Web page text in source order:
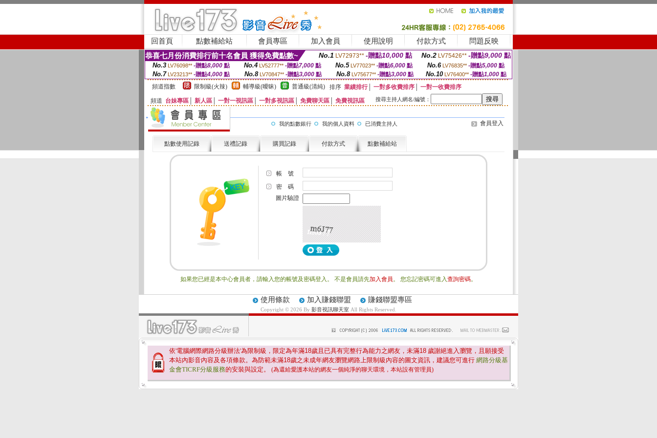
回首頁 點數補給站 會員專區 加入會員 使用說明 付款方式 問題反映
恭喜七月份消費排行前十名會員 獲得免費點數~ No.1 LV72973** -贈點10,000 點 No.2 LV75426** -贈點9,000 點
No.3 LV76098** -贈點8,000點 No.4 LV52777** -贈點7,000點 No.5 LV77023** -贈點6,000點 No.6 LV76835** -贈點5,000點
No.7 LV23213** -贈點4,000 點 No.8 LV70847** -贈點3,000 點 No.8 LV75677** -贈點3,000點 No.10 LV76400** -贈點1,000 點
頻道指數
限制級(火辣) 輔導級(曖昧) 普通級(清純) 排序 業績排行│ 一對多收費排序
一對一收費排序
頻道 台妹專區 新人區 一對一視訊區 一對多視訊區 免費聊天區 免費視訊區 搜尋主持人網名/編號：
我的點數銀行 我的個人資料 已消費主持人 會員登入
點數使用記錄 送禮記錄 購買記錄 付款方式 點數補給站
帳 號
密 碼
圖片驗證
如果您已經是本中心會員者，請輸入您的帳號及密碼登入。 不是會員請先加入會員。 您忘記密碼可進入查詢密碼。
使用條款 加入賺錢聯盟 賺錢聯盟專區
Copyright © 2026 By 影音視訊聊天室 All Rights Reserved.
依'電腦網際網路分級辦法'為限制級，限定為年滿18歲且已具有完整行為能力之網友，未滿18 歲謝絕進入瀏覽，且願接受
本站內影音內容及各項條款。為防範未滿18歲之未成年網友瀏覽網路上限制級內容的圖文資訊，建議您可進行 網路分級基
金會TICRF分級服務的安裝與設定。 (為還給愛護本站的網友一個純淨的聊天環境，本站設有管理員)